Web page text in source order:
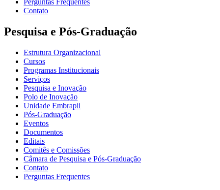
Contato
Pesquisa e Pós-Graduação
Estrutura Organizacional
Cursos
Programas Institucionais
Serviços
Pesquisa e Inovação
Polo de Inovação
Unidade Embrapii
Pós-Graduação
Eventos
Documentos
Editais
Comitês e Comissões
Câmara de Pesquisa e Pós-Graduação
Contato
Perguntas Frequentes